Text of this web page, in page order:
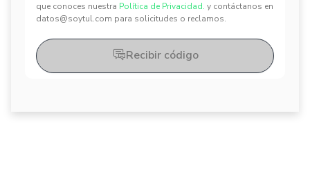
que conoces nuestra Política de Privacidad. y contáctanos en
datos@soytul.com para solicitudes o reclamos.
Recibir código